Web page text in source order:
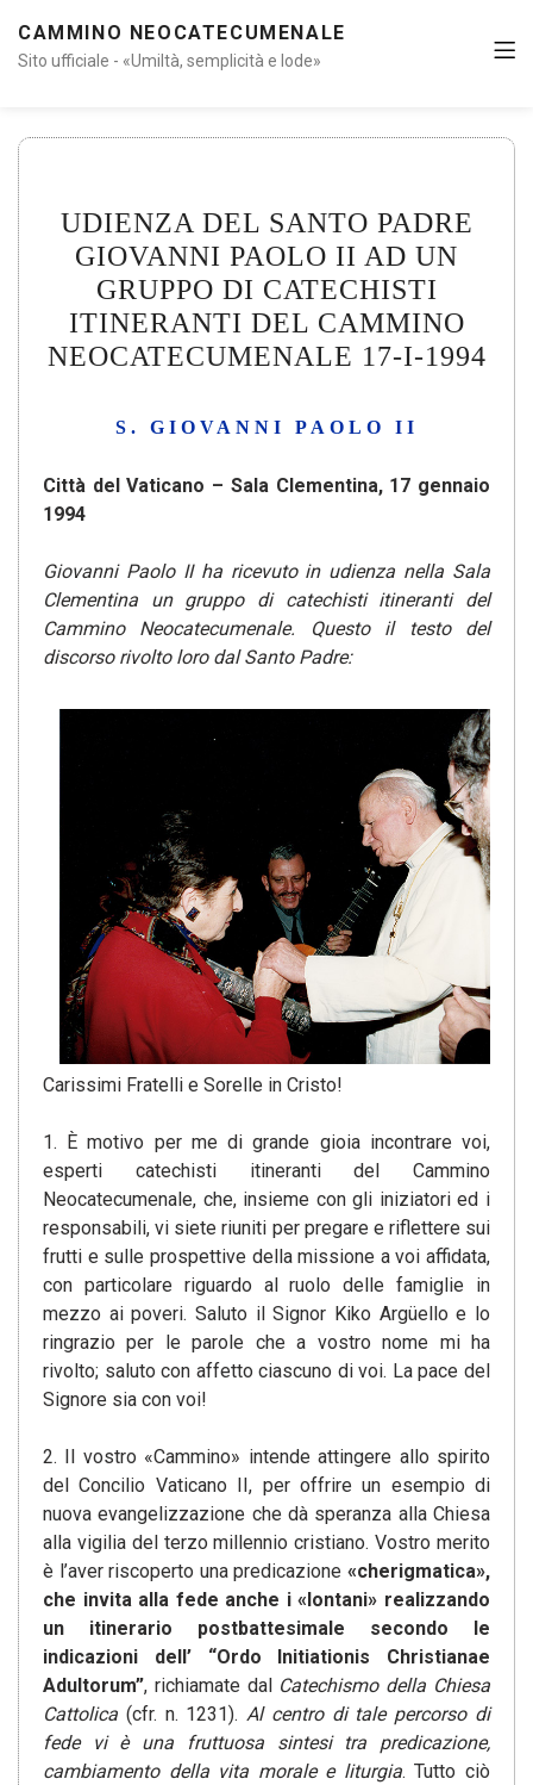
CAMMINO NEOCATECUMENALE
Sito ufficiale - «Umiltà, semplicità e lode»
UDIENZA DEL SANTO PADRE
GIOVANNI PAOLO II AD UN
GRUPPO DI CATECHISTI
ITINERANTI DEL CAMMINO
NEOCATECUMENALE 17-I-1994
S. GIOVANNI PAOLO II
Città del Vaticano – Sala Clementina, 17 gennaio
1994
Giovanni Paolo II ha ricevuto in udienza nella Sala
Clementina un gruppo di catechisti itineranti del
Cammino Neocatecumenale.
Questo il testo del
discorso rivolto loro dal Santo Padre:
Carissimi Fratelli e Sorelle in Cristo!
1. È motivo per me di grande gioia incontrare voi,
esperti catechisti itineranti del Cammino
Neocatecumenale, che, insieme con gli iniziatori ed i
responsabili, vi siete riuniti per pregare e riflettere sui
frutti e sulle prospettive della missione a voi affidata,
con particolare riguardo al ruolo delle famiglie in
mezzo ai poveri. Saluto il Signor Kiko Argüello e lo
ringrazio per le parole che a vostro nome mi ha
rivolto; saluto con affetto ciascuno di voi. La pace del
Signore sia con voi!
2. Il vostro «Cammino» intende attingere allo spirito
del Concilio Vaticano II, per offrire un esempio di
nuova evangelizzazione che dà speranza alla Chiesa
alla vigilia del terzo millennio cristiano. Vostro merito
è l’aver riscoperto una predicazione «cherigmatica»,
che invita alla fede anche i «lontani» realizzando
un itinerario postbattesimale secondo le
indicazioni dell’ “Ordo Initiationis Christianae
Adultorum”, richiamate dal Catechismo della Chiesa
Cattolica (cfr. n. 1231).Al centro di tale percorso di
fede vi è una fruttuosa sintesi tra predicazione,
cambiamento della vita morale e liturgia. Tutto ciò